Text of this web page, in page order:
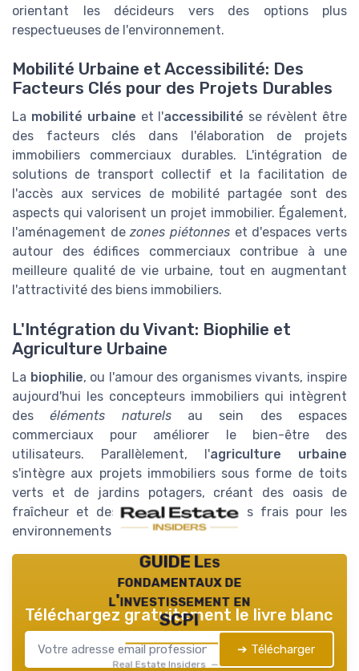
orientant les décideurs vers des options plus
respectueuses de l'environnement.
Mobilité Urbaine et Accessibilité: Des
Facteurs Clés pour des Projets Durables
La mobilité urbaine et l'accessibilité se révèlent être
des facteurs clés dans l'élaboration de projets
immobiliers commerciaux durables. L'intégration de
solutions de transport collectif et la facilitation de
l'accès aux services de mobilité partagée sont des
aspects qui valorisent un projet immobilier. Également,
l'aménagement dezones piétonnes et d'espaces verts
autour des édifices commerciaux contribue à une
meilleure qualité de vie urbaine, tout en augmentant
l'attractivité des biens immobiliers.
L'Intégration du Vivant: Biophilie et
Agriculture Urbaine
La biophilie, ou l'amour des organismes vivants, inspire
aujourd'hui les concepteurs immobiliers qui intègrent
deséléments naturelsau sein des espaces
commerciaux pour améliorer le bien-être des
utilisateurs. Parallèlement, l'agriculture urbaine
s'intègre aux projets immobiliers sous forme de toits
verts et de jardins potagers, créant des oasis de
fraîcheur et des sources de produits frais pour les
environnements urbanisés.
GUIDE Les
fondamentaux de
l'investissement en
SCPI
Real Estate Insiders — 2026
Téléchargez gratuitement le livre blanc
➔ Télécharger